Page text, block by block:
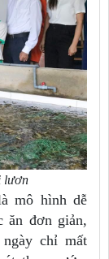
lươn
mô hình dễ
ăn đơn giản,
chỉ mất